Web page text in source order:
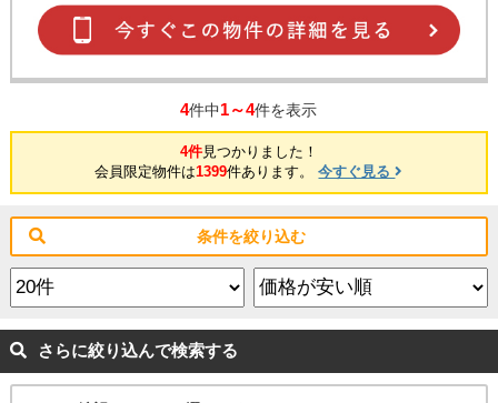
4件中1～4件を表示
4件見つかりました！
会員限定物件は1399件あります。今すぐ見る
条件を絞り込む
さらに絞り込んで検索する